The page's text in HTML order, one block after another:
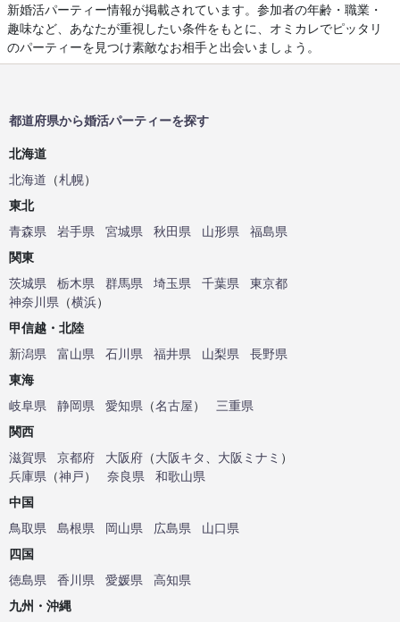
新婚活パーティー情報が掲載されています。参加者の年齢・職業・
趣味など、あなたが重視したい条件をもとに、オミカレでピッタリ
のパーティーを見つけ素敵なお相手と出会いましょう。
都道府県から婚活パーティーを探す
北海道
北海道 （札幌）
東北
青森県
岩手県 宮城県 秋田県 山形県
福島県
関東
茨城県
栃木県 群馬県 埼玉県 千葉県
東京都
神奈川県 （横浜）
甲信越・北陸
新潟県
富山県 石川県 福井県 山梨県
長野県
東海
岐阜県
静岡県 愛知県 （名古屋）
三重県
関西
滋賀県
京都府 大阪府 （大阪キタ 大阪ミナミ ）
兵庫県 （神戸） 奈良県
和歌山県
中国
鳥取県
島根県 岡山県 広島県
山口県
四国
徳島県
香川県 愛媛県
高知県
九州・沖縄